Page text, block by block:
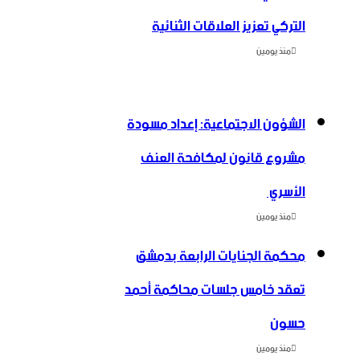
التركي تعزيز العلاقات الثنائية
منذ يومين
الشؤون الاجتماعية: إعداد مسودة
مشروع قانون لمكافحة العنف
الأسري ‏
منذ يومين
محكمة الجنايات الرابعة بدمشق
تعقد خامس جلسات محاكمة أحمد
حسون
منذ يومين